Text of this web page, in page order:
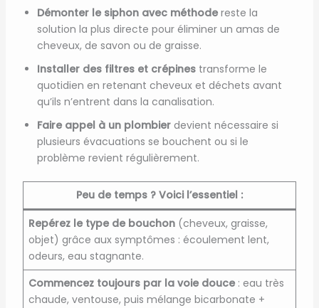
Démonter le siphon avec méthodereste la
solution la plus directe pour éliminer un amas de
cheveux, de savon ou de graisse.
Installer des filtres et crépinestransforme le
quotidien en retenant cheveux et déchets avant
qu’ils n’entrent dans la canalisation.
Faire appel à un plombierdevient nécessaire si
plusieurs évacuations se bouchent ou si le
problème revient régulièrement.
Peu de temps ? Voici l’essentiel :
Repérez le type de bouchon(cheveux, graisse,
objet) grâce aux symptômes : écoulement lent,
odeurs, eau stagnante.
Commencez toujours par la voie douce: eau très
chaude, ventouse, puis mélange bicarbonate +